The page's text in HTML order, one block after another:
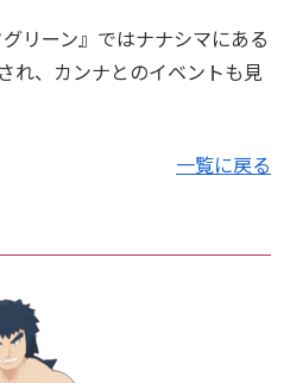
リーン』ではナナシマにある
れ、カンナとのイベントも見
一覧に戻る